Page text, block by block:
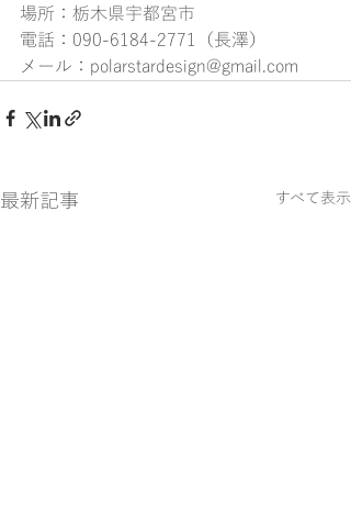
場所：栃木県宇都宮市
電話：090-6184-2771（長澤）
メール：polarstardesign@gmail.com
最新記事 すべて表示